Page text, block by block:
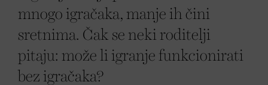
mnogo igračaka, manje ih čini
sretnima. Čak se neki roditelji
pitaju: može li igranje funkcionirati
bez igračaka?